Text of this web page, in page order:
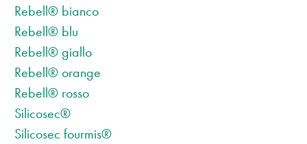
Rebell® bianco
Rebell® blu
Rebell® giallo
Rebell® orange
Rebell® rosso
Silicosec®
Silicosec fourmis®